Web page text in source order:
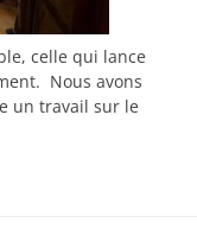
celle qui lance
Nous avons
un travail sur le